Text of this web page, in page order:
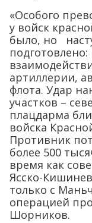
«Особого
у войск
было, но
артиллерии,
флота. Удар
участков –
плацдарма
войска
Противник
более 500
время как
Ясско-
только с
операцией
Шорников.